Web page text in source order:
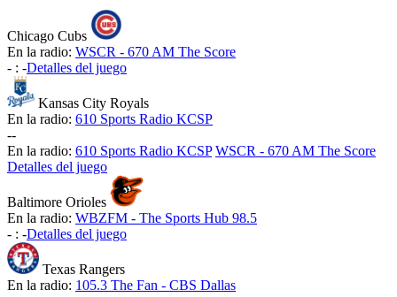
Chicago Cubs
En la radio: WSCR - 670 AM The Score
- : -Detalles del juego
Kansas City Royals
En la radio: 610 Sports Radio KCSP
--
En la radio: 610 Sports Radio KCSP WSCR - 670 AM The Score
Detalles del juego
Baltimore Orioles
En la radio: WBZFM - The Sports Hub 98.5
- : -Detalles del juego
Texas Rangers
En la radio: 105.3 The Fan - CBS Dallas